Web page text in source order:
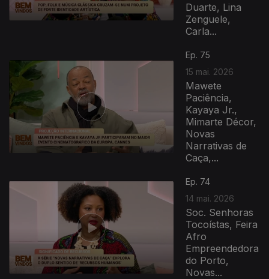
Duarte, Lina
Zenguele,
Carla...
Ep. 75
15 mai. 2026
Mawete
Paciência,
Kayaya Jr.,
Mimarte Décor,
Novas
Narrativas de
Caça,...
Ep. 74
14 mai. 2026
Soc. Senhoras
Tocoístas, Feira
Afro
Empreendedora
do Porto,
Novas...